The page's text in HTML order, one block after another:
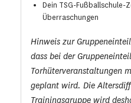
Dein TSG-Fußballschule-
Überraschungen
Hinweis zur
dass bei der
Torhüterveranstaltungen
geplant wird. Die
Trainingsgruppe wird